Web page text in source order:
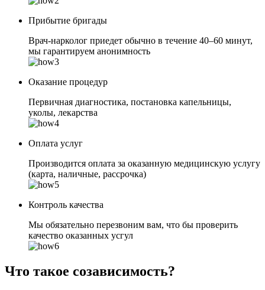
Прибытие бригады
Врач-нарколог приедет обычно в течение 40–60 минут,
мы гарантируем анонимность
Оказание процедур
Первичная диагностика, постановка капельницы,
уколы, лекарства
Оплата услуг
Производится оплата за оказанную медицинскую услугу
(карта, наличные, рассрочка)
Контроль качества
Мы обязательно перезвоним вам, что бы проверить
качество оказанных усгул
Что такое созависимость?